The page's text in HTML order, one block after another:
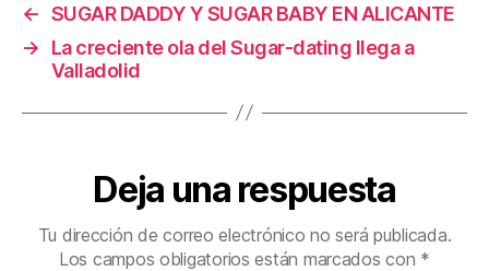
← SUGAR DADDY Y SUGAR BABY EN ALICANTE
→
La creciente ola del Sugar-dating llega a
Valladolid
Deja una respuesta
Tu dirección de correo electrónico no será publicada.
Los campos obligatorios están marcados con *